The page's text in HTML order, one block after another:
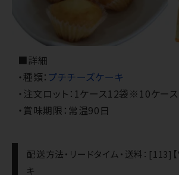
■詳細
・種類： プチチーズケーキ
・注文ロット：1ケース12袋※10ケー
・賞味期限：常温90日
配送方法・リードタイム・送料：[113]
キ